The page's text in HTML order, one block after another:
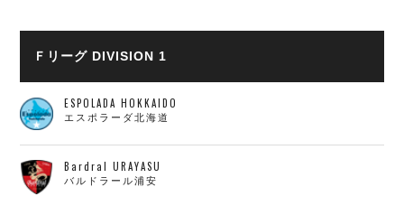
リガーレヴィア葛飾
Y．S．C．C．横浜
アグレミーナ浜松
デウソン神戸
ポルセイド浜田
ミラクルスマイル新居浜
Ｆリーグ DIVISION 1
ESPOLADA HOKKAIDO
エスポラーダ北海道
Bardral URAYASU
バルドラール浦安